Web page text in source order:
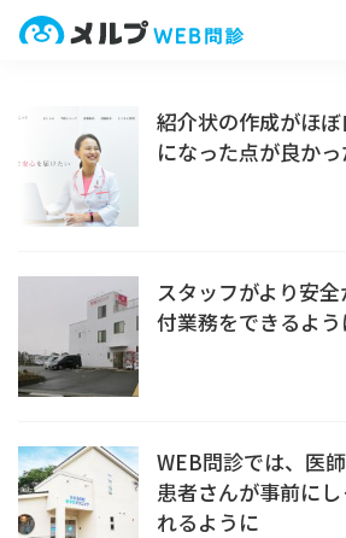
機能一覧
紹介状の作成がほ
になった点が良かっ
スタッフがより安
付業務をできるよう
WEB問診では、医
患者さんが事前に
れるように